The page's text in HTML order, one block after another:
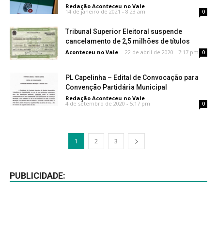
Redação Aconteceu no Vale -
14 de janeiro de 2021 - 8:23 am 0
Tribunal Superior Eleitoral suspende
cancelamento de 2,5 milhões de títulos
Aconteceu no Vale - 22 de abril de 2020 - 7:17 pm 0
PL Capelinha – Edital de Convocação para
Convenção Partidária Municipal
Redação Aconteceu no Vale -
4 de setembro de 2020 - 5:17 pm 0
1 2 3
PUBLICIDADE: